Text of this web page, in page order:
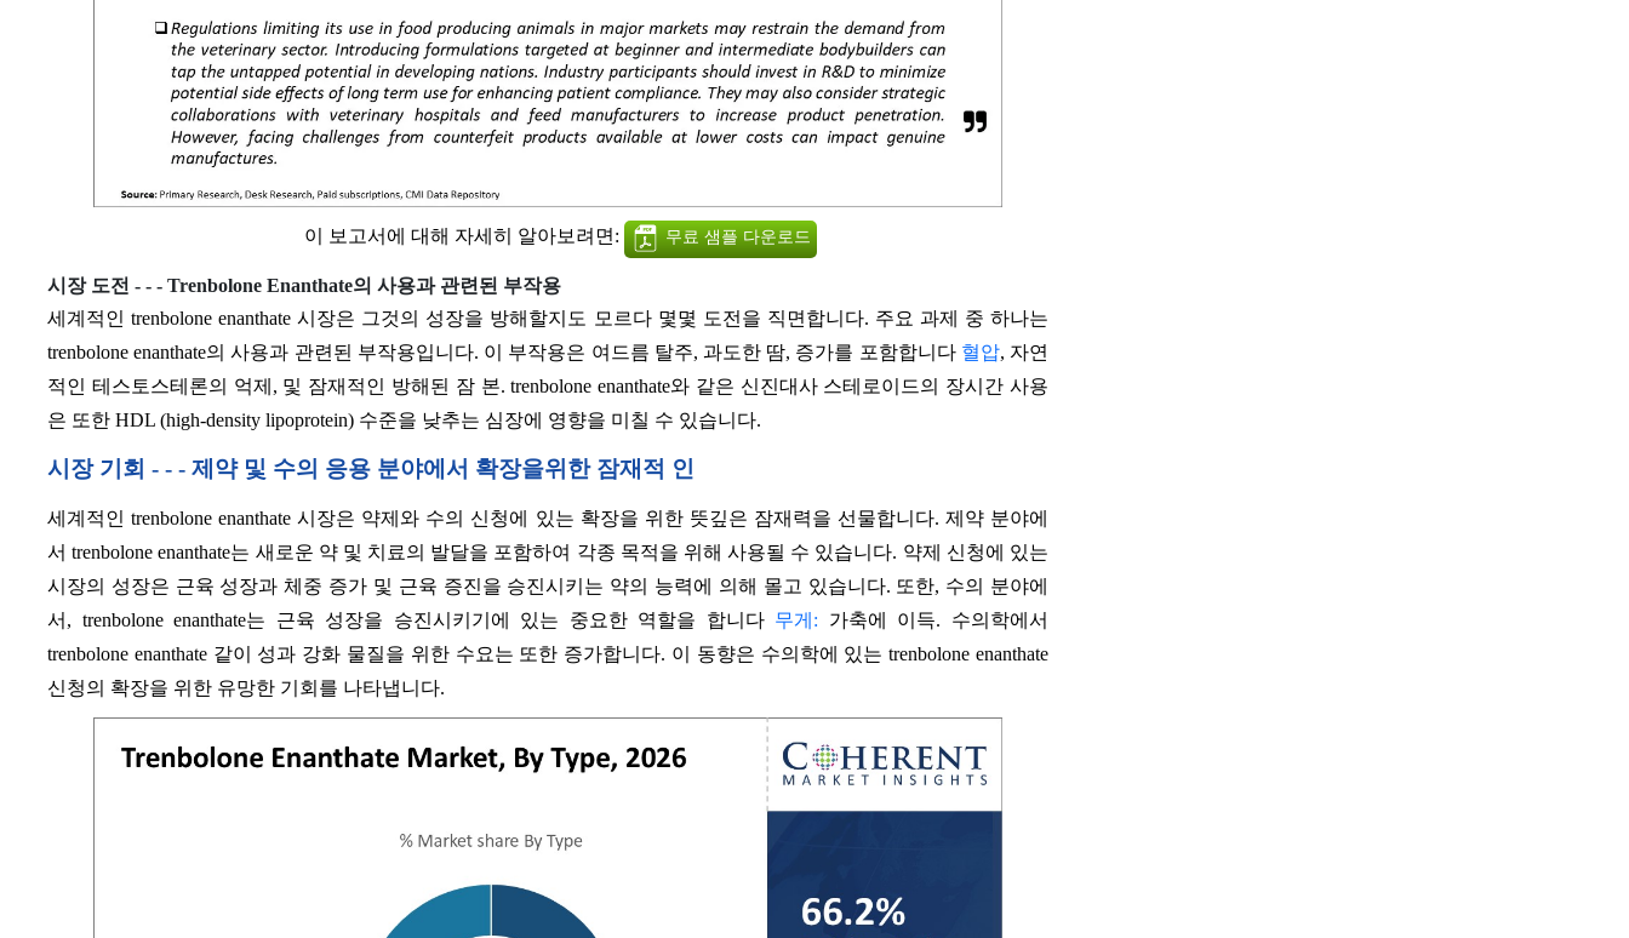
이 보고서에 대해 자세히 알아보려면: 무료 샘플 다운로드
시장 도전 - - - Trenbolone Enanthate의 사용과 관련된 부작용
세계적인 trenbolone enanthate 시장은 그것의 성장을 방해할지도 모르다 몇몇 도전을 직면합니다. 주요 과제 중 하나는
trenbolone enanthate의 사용과 관련된 부작용입니다. 이 부작용은 여드름 탈주, 과도한 땀, 증가를 포함합니다 혈압, 자연
적인 테스토스테론의 억제, 및 잠재적인 방해된 잠 본. trenbolone enanthate와 같은 신진대사 스테로이드의 장시간 사용
은 또한 HDL (high-density lipoprotein) 수준을 낮추는 심장에 영향을 미칠 수 있습니다.
시장 기회 - - - 제약 및 수의 응용 분야에서 확장을위한 잠재적 인
세계적인 trenbolone enanthate 시장은 약제와 수의 신청에 있는 확장을 위한 뜻깊은 잠재력을 선물합니다. 제약 분야에
서 trenbolone enanthate는 새로운 약 및 치료의 발달을 포함하여 각종 목적을 위해 사용될 수 있습니다. 약제 신청에 있는
시장의 성장은 근육 성장과 체중 증가 및 근육 증진을 승진시키는 약의 능력에 의해 몰고 있습니다. 또한, 수의 분야에
서, trenbolone enanthate는 근육 성장을 승진시키기에 있는 중요한 역할을 합니다 무게: 가축에 이득. 수의학에서
trenbolone enanthate 같이 성과 강화 물질을 위한 수요는 또한 증가합니다. 이 동향은 수의학에 있는 trenbolone enanthate
신청의 확장을 위한 유망한 기회를 나타냅니다.